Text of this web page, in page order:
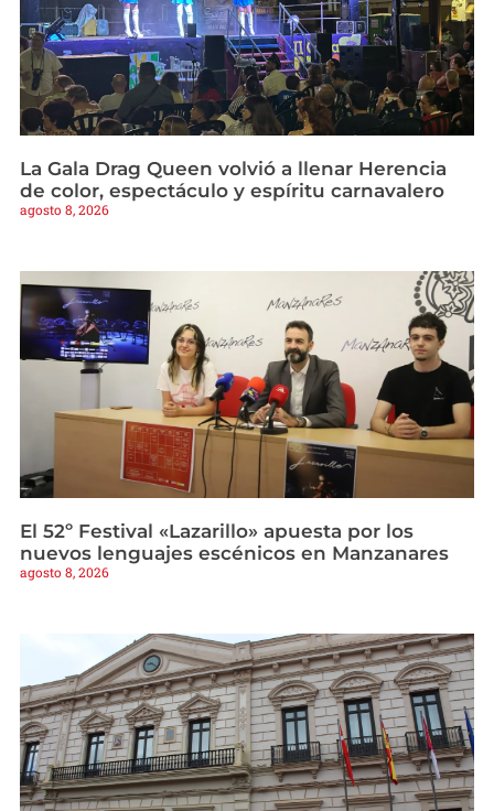
La Gala Drag Queen volvió a llenar Herencia
de color, espectáculo y espíritu carnavalero
agosto 8, 2026
El 52º Festival «Lazarillo» apuesta por los
nuevos lenguajes escénicos en Manzanares
agosto 8, 2026